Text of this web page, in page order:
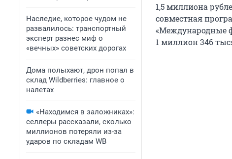
Наследие, которое чудом не
развалилось: транспортный
эксперт разнес миф о
«вечных» советских дорогах
Дома полыхают, дрон попал в
склад Wildberries: главное о
налетах
«Находимся в заложниках»:
селлеры рассказали, сколько
миллионов потеряли из-за
ударов по складам WB
1,5миллиона
совместная
«Международные
1 миллион346